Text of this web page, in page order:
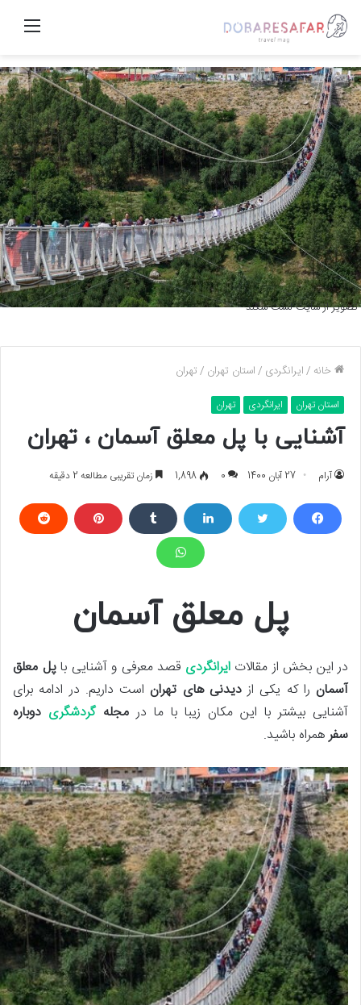
منو
تصویر از سایت لست سکند
خانه /ایرانگردی /استان تهران /تهران
استان تهران ایرانگردی تهران
آشنایی با پل معلق آسمان ، تهران
آرام 27 آبان 1400 0
1,898 زمان تقریبی مطالعه 2 دقیقه
پل معلق آسمان
در این بخش از مقالات ایرانگردی قصد معرفی و آشنایی باپل معلق
آسمان را که یکی ازدیدنی های تهران است داریم. در ادامه برای
آشنایی بیشتر با این مکان زیبا با ما در مجلهگردشگری دوباره
سفرهمراه باشید.